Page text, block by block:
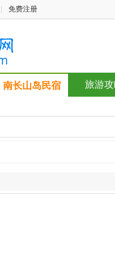
免费注册
南长山岛民宿 旅游